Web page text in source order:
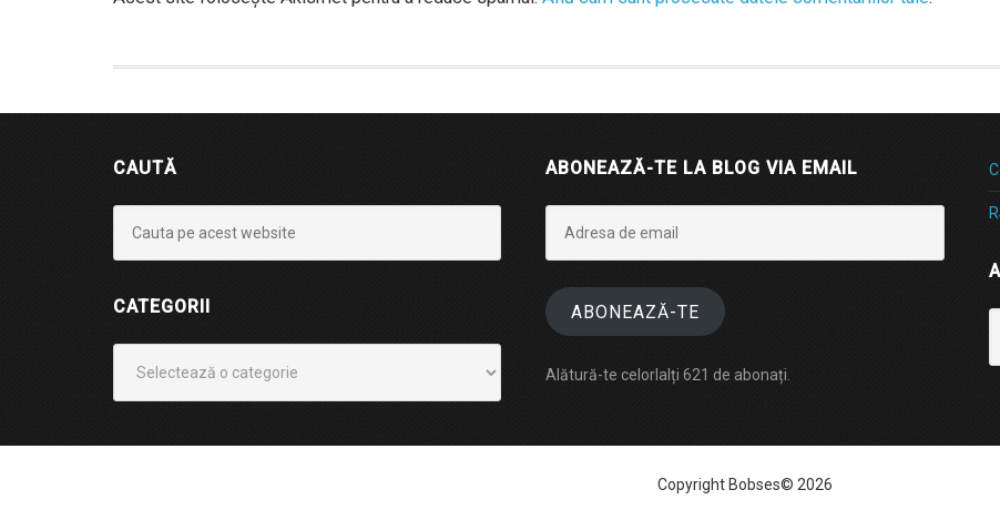
CAUTĂ
CATEGORII
ABONEAZĂ-TE LA BLOG VIA EMAIL
email
ABONEAZĂ-TE
Alătură-te celorlalți 621 de abonați.
Copyright Bobses© 2026